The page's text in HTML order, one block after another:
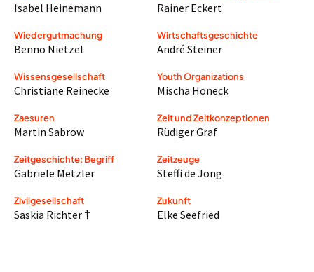
Isabel Heinemann Rainer Eckert
Wiedergutmachung
Benno Nietzel
Wirtschaftsgeschichte
André Steiner
Wissensgesellschaft
Christiane Reinecke
Youth Organizations
Mischa Honeck
Zaesuren
Martin Sabrow
Zeit und Zeitkonzeptionen
Rüdiger Graf
Zeitgeschichte: Begriff
Gabriele Metzler
Zeitzeuge
Steffi de Jong
Zivilgesellschaft
Saskia Richter †
Zukunft
Elke Seefried